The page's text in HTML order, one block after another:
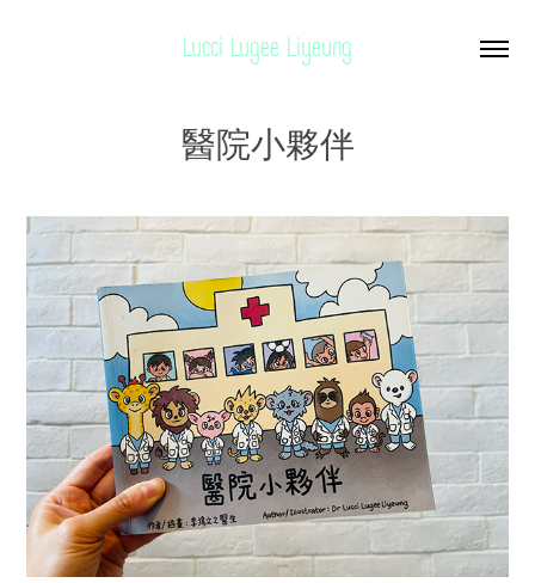
Lucci Lugee Liyeung
醫院小夥伴